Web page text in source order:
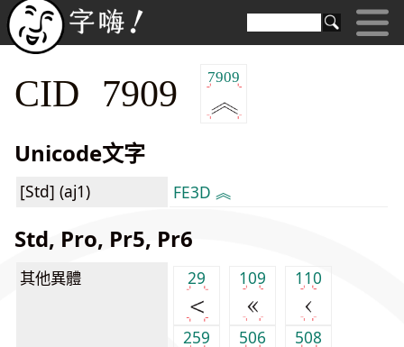
CID 7909 7909
Unicode文字
[Std] (aj1) FE3D ︽
Std, Pro, Pr5, Pr6
其他異體 29 109 110
259 506 508